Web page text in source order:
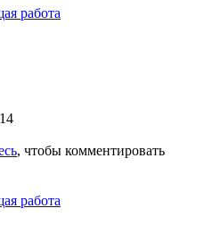
работа
, чтобы комментировать
работа